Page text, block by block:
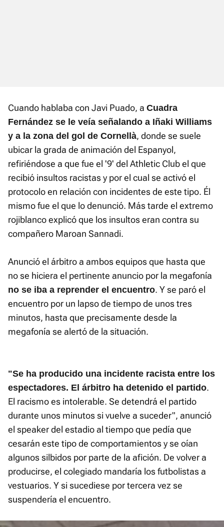
Cuando hablaba con Javi Puado, a Cuadra
Fernández se le veía señalando a Iñaki Williams
y a la zona del gol de Cornellà, donde se suele
ubicar la grada de animación del Espanyol,
refiriéndose a que fue el '9' del Athletic Club el que
recibió insultos racistas y por el cual se activó el
protocolo en relación con incidentes de este tipo. Él
mismo fue el que lo denunció. Más tarde el extremo
rojiblanco explicó que los insultos eran contra su
compañero Maroan Sannadi.
Anunció el árbitro a ambos equipos que hasta que
no se hiciera el pertinente anuncio por la megafonía
no se iba a reprender el encuentro. Y se paró el
encuentro por un lapso de tiempo de unos tres
minutos, hasta que precisamente desde la
megafonía se alertó de la situación.
"Se ha producido una incidente racista entre los
espectadores. El árbitro ha detenido el partido.
El racismo es intolerable. Se detendrá el partido
durante unos minutos si vuelve a suceder", anunció
el speaker del estadio al tiempo que pedía que
cesarán este tipo de comportamientos y se oían
algunos silbidos por parte de la afición. De volver a
producirse, el colegiado mandaría los futbolistas a
vestuarios. Y si sucediese por tercera vez se
suspendería el encuentro.